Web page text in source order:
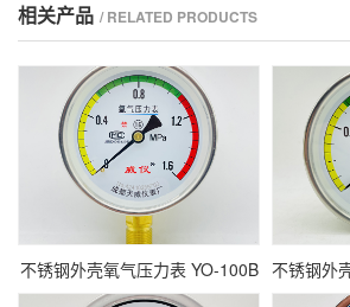
相关产品 / RELATED PRODUCTS
不锈钢外壳氧气压力表 YO-100B